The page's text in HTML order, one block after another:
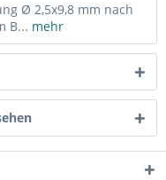
Ø 2,5x9,8 mm nach
B... mehr